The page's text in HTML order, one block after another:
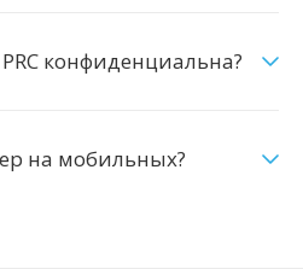
конфиденциальна?
на мобильных?